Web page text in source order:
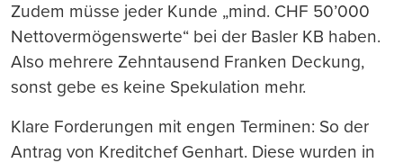
Zudem müsse jeder Kunde „mind. CHF 50’000
Nettovermögenswerte“ bei der Basler KB haben.
Also mehrere Zehntausend Franken Deckung,
sonst gebe es keine Spekulation mehr.
Klare Forderungen mit engen Terminen: So der
Antrag von Kreditchef Genhart. Diese wurden in